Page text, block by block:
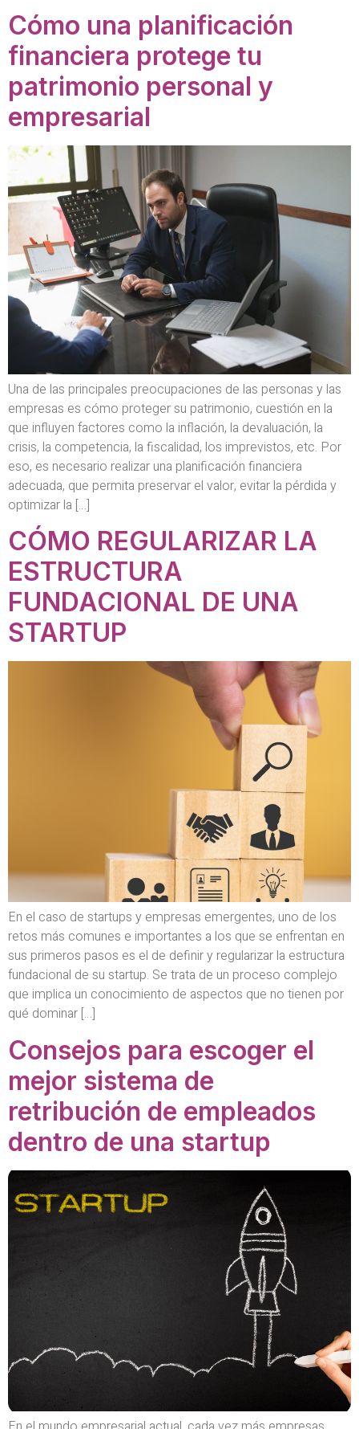
Cómo una planificación
financiera protege tu
patrimonio personal y
empresarial
Una de las principales preocupaciones de las personas y las
empresas es cómo proteger su patrimonio, cuestión en la
que influyen factores como la inflación, la devaluación, la
crisis, la competencia, la fiscalidad, los imprevistos, etc. Por
eso, es necesario realizar una planificación financiera
adecuada, que permita preservar el valor, evitar la pérdida y
optimizar la […]
CÓMO REGULARIZAR LA
ESTRUCTURA
FUNDACIONAL DE UNA
STARTUP
En el caso de startups y empresas emergentes, uno de los
retos más comunes e importantes a los que se enfrentan en
sus primeros pasos es el de definir y regularizar la estructura
fundacional de su startup. Se trata de un proceso complejo
que implica un conocimiento de aspectos que no tienen por
qué dominar […]
Consejos para escoger el
mejor sistema de
retribución de empleados
dentro de una startup